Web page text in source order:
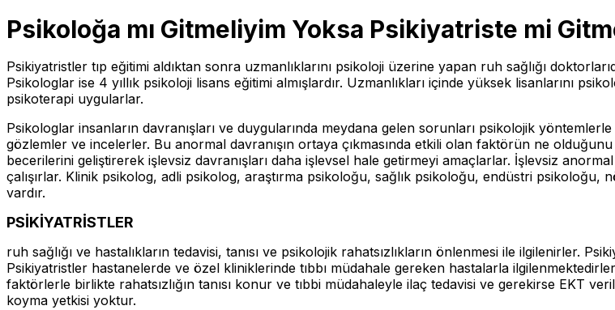
Psikoloğa mı Gitmeliyim Yoksa Psikiyatriste mi
Psikiyatristler tıp eğitimi aldıktan sonra uzmanlıklarını psikoloji üzerine yapan ruh sağlığı
Psikologlar ise 4 yıllık psikoloji lisans eğitimi almışlardır. Uzmanlıkları içinde yüksek lisanlarını
psikoterapi uygularlar.
Psikologlar insanların davranışları ve duygularında meydana gelen sorunları psikolojik
gözlemler ve incelerler. Bu anormal davranışın ortaya çıkmasında etkili olan faktörün ne
becerilerini geliştirerek işlevsiz davranışları daha işlevsel hale getirmeyi amaçlarlar. İşlevsiz
çalışırlar. Klinik psikolog, adli psikolog, araştırma psikoloğu, sağlık psikoloğu, endüstri
vardır.
PSİKİYATRİSTLER
ruh sağlığı ve hastalıkların tedavisi, tanısı ve psikolojik rahatsızlıkların önlenmesi ile ilgilenirler.
Psikiyatristler hastanelerde ve özel kliniklerinde tıbbı müdahale gereken hastalarla
faktörlerle birlikte rahatsızlığın tanısı konur ve tıbbi müdahaleyle ilaç tedavisi ve gerekirse EKT
koyma yetkisi yoktur.